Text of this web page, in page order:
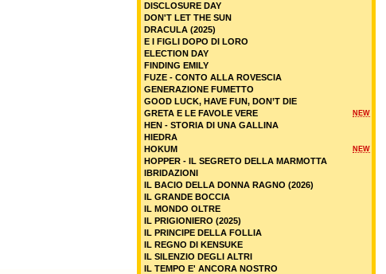
DISCLOSURE DAY
DON'T LET THE SUN
DRACULA (2025)
E I FIGLI DOPO DI LORO
ELECTION DAY
FINDING EMILY
FUZE - CONTO ALLA ROVESCIA
GENERAZIONE FUMETTO
GOOD LUCK, HAVE FUN, DON’T DIE
NEW
GRETA E LE FAVOLE VERE
HEN - STORIA DI UNA GALLINA
HIEDRA
NEW
HOKUM
HOPPER - IL SEGRETO DELLA MARMOTTA
IBRIDAZIONI
IL BACIO DELLA DONNA RAGNO (2026)
IL GRANDE BOCCIA
IL MONDO OLTRE
IL PRIGIONIERO (2025)
IL PRINCIPE DELLA FOLLIA
IL REGNO DI KENSUKE
IL SILENZIO DEGLI ALTRI
IL TEMPO E' ANCORA NOSTRO